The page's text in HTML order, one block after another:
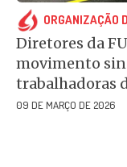
ORGANIZAÇÃO
Diretores da
movimento
trabalhadoras
09 DE MARÇO DE 2026